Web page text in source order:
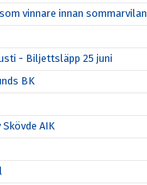
vinnare innan sommarvilan
- Biljettsläpp 25 juni
BK
AIK